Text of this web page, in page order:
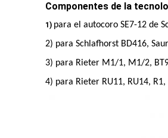
Componentes de la
1) para el autocoro SE7-12 de
2) para Schlafhorst BD416,
3) para Rieter M1/1, M1/2,
4) para Rieter RU11, RU14,